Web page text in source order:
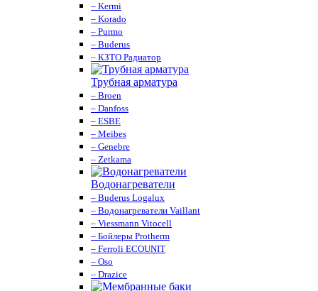
– Kermi
– Korado
– Purmo
– Buderus
– КЗТО Радиатор
Трубная арматура
– Broen
– Danfoss
– ESBE
– Meibes
– Genebre
– Zetkama
Водонагреватели
– Buderus Logalux
– Водонагреватели Vaillant
– Viessmann Vitocell
– Бойлеры Protherm
– Ferroli ECOUNIT
– Oso
– Drazice